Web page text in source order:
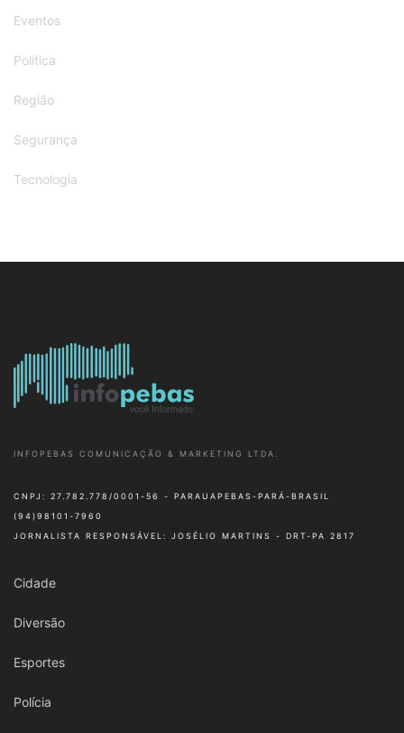
Eventos
Política
Região
Segurança
Tecnologia
INFOPEBAS COMUNICAÇÃO & MARKETING LTDA.
CNPJ: 27.782.778/0001-56 - PARAUAPEBAS-PARÁ-BRASIL
(94)98101-7960
JORNALISTA RESPONSÁVEL: JOSÉLIO MARTINS - DRT-PA 2817
Cidade
Diversão
Esportes
Polícia